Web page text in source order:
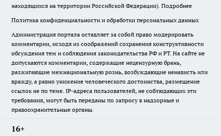
находящихся на территории Российской Федерации). Подробнее
Политика конфиденциальности и обработки персональных данных
Администрация портала оставляет за собой право модерировать
комментарии, исходя из соображений сохранения конструктивности
обсуждения тем и соблюдения законодательства РФ и РТ. На сайте не
допускаются комментарии, содержащие нецензурную брань,
разжигающие межнациональную рознь, возбуждающие ненависть или
вражду, а равно унижение человеческого достоинства, размещение
ссылок не по теме. IP-адреса пользователей, не соблюдающих эти
требования, могут быть переданы по запросу в надзорные и
правоохранительные органы.
16+